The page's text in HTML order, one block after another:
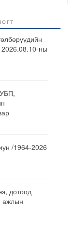
2026.08.10-ны
/1964-2026
дотоод
ажлын